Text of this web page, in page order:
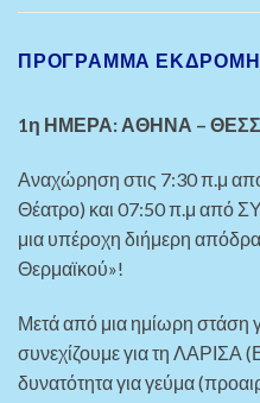
ΠΡΌΓΡΑΜΜΑ
1η ΗΜΕΡΑ: ΑΘΗΝΑ –
Αναχώρηση στις 7:30 π.μ
Θέατρο) και 07:50 π.μ από
μια υπέροχη διήμερη
Θερμαϊκού»!
Μετά από μια ημίωρη στάση
συνεχίζουμε για τη ΛΑΡΙΣΑ
δυνατότητα για γεύμα